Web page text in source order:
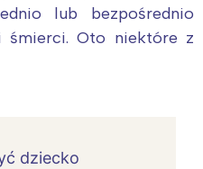
lub bezpośrednio
śmierci. Oto niektóre z